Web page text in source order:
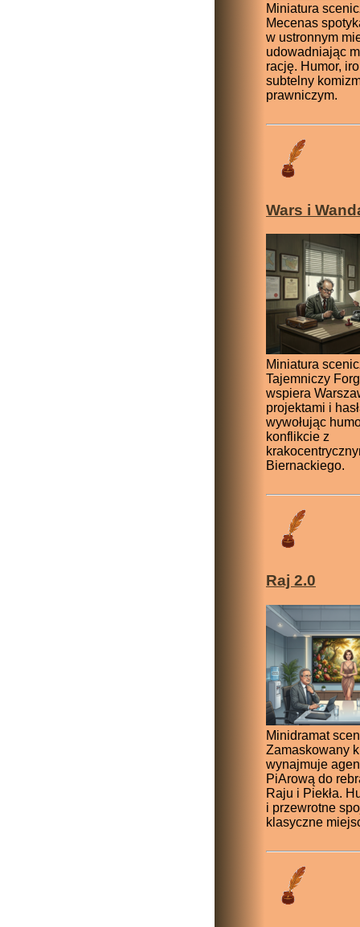
Miniatura
Mecenas
w ustronnym
udowadniając
rację. Humor,
subtelny
prawniczym.
Wars i
Miniatura
Tajemniczy
wspiera
projektami i
wywołując
konflikcie z
Biernackiego.
Raj 2.0
Minidramat
Zamaskowany
wynajmuje
PiArową do
Raju i Piekła.
i przewrotne
klasyczne